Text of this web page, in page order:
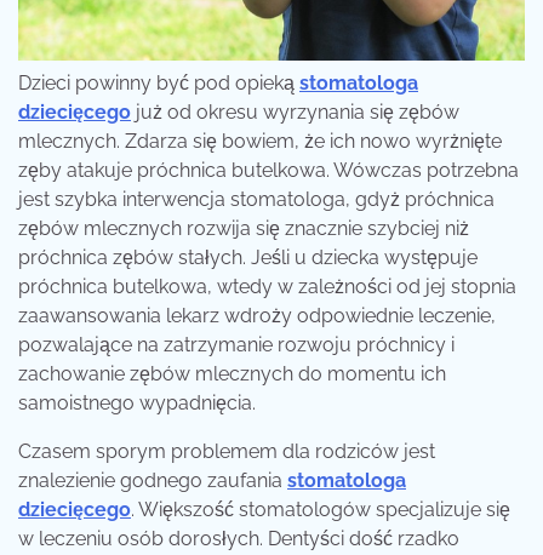
Dzieci powinny być pod opieką stomatologa
dziecięcego już od okresu wyrzynania się zębów
mlecznych. Zdarza się bowiem, że ich nowo wyrżnięte
zęby atakuje próchnica butelkowa. Wówczas potrzebna
jest szybka interwencja stomatologa, gdyż próchnica
zębów mlecznych rozwija się znacznie szybciej niż
próchnica zębów stałych. Jeśli u dziecka występuje
próchnica butelkowa, wtedy w zależności od jej stopnia
zaawansowania lekarz wdroży odpowiednie leczenie,
pozwalające na zatrzymanie rozwoju próchnicy i
zachowanie zębów mlecznych do momentu ich
samoistnego wypadnięcia.
Czasem sporym problemem dla rodziców jest
znalezienie godnego zaufania stomatologa
dziecięcego. Większość stomatologów specjalizuje się
w leczeniu osób dorosłych. Dentyści dość rzadko